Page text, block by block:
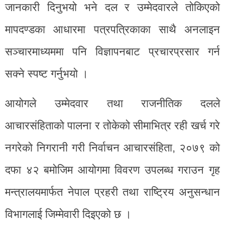
जानकारी दिनुभयो भने दल र उम्मेदवारले तोकिएको
मापदण्डका आधारमा पत्रपत्रिकाका साथै अनलाइन
सञ्चारमाध्यममा पनि विज्ञापनबाट प्रचारप्रसार गर्न
सक्ने स्पष्ट गर्नुभयो ।
आयोगले उम्मेदवार तथा राजनीतिक दलले
आचारसंहिताको पालना र तोकेको सीमाभित्र रही खर्च गरे
नगरेको निगरानी गरी निर्वाचन आचारसंहिता, २०७९ को
दफा ४२ बमोजिम आयोगमा विवरण उपलब्ध गराउन गृह
मन्त्रालयमार्फत नेपाल प्रहरी तथा राष्ट्रिय अनुसन्धान
विभागलाई जिम्मेवारी दिइएको छ ।